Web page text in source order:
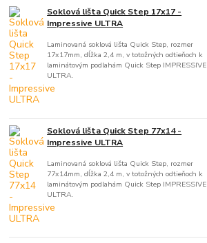
Soklová lišta Quick Step 17x17 -
Impressive ULTRA
Laminovaná soklová lišta Quick Step, rozmer
17x17mm, dĺžka 2,4 m, v totožných odtieňoch k
laminátovým podlahám Quick Step IMPRESSIVE
ULTRA.
Soklová lišta Quick Step 77x14 -
Impressive ULTRA
Laminovaná soklová lišta Quick Step, rozmer
77x14mm, dĺžka 2,4 m, v totožných odtieňoch k
laminátovým podlahám Quick Step IMPRESSIVE
ULTRA.